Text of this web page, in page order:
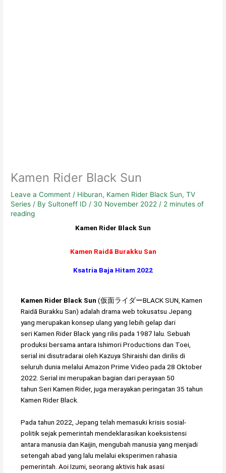
Kamen Rider Black Sun
Leave a Comment / Hiburan, Kamen Rider Black Sun,TV
Series / By Sultoneff ID/ 30 November 2022/ 2 minutes of
reading
Kamen Rider Black Sun
Kamen Raidā Burakku San
Ksatria Baja Hitam 2022
Kamen Rider Black Sun (仮面ライダーBLACK SUN, Kamen
Raidā Burakku San) adalah drama web tokusatsu Jepang
yang merupakan konsep ulang yang lebih gelap dari
seri Kamen Rider Black yang rilis pada 1987 lalu. Sebuah
produksi bersama antara Ishimori Productions dan Toei,
serial ini disutradarai oleh Kazuya Shiraishi dan dirilis di
seluruh dunia melalui Amazon Prime Video pada 28 Oktober
2022. Serial ini merupakan bagian dari perayaan 50
tahun Seri Kamen Rider, juga merayakan peringatan 35 tahun
Kamen Rider Black.
Pada tahun 2022, Jepang telah memasuki krisis sosial-
politik sejak pemerintah mendeklarasikan koeksistensi
antara manusia dan Kaijin, mengubah manusia yang menjadi
setengah abad yang lalu melalui eksperimen rahasia
pemerintah. Aoi Izumi, seorang aktivis hak asasi